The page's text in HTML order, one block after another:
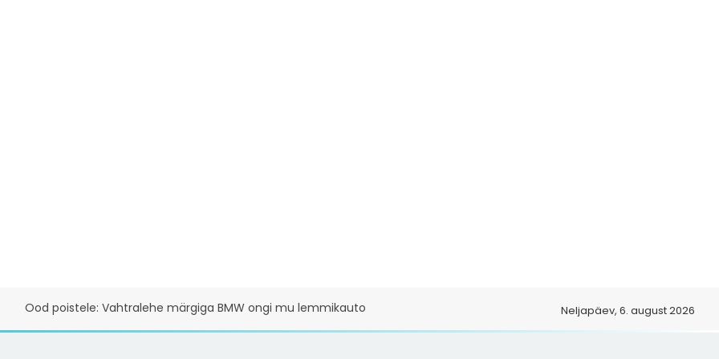
Ood poistele: Vahtralehe märgiga BMW ongi mu lemmikauto Neljapäev, 6. august 2026